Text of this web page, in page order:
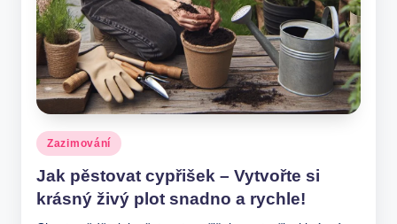
Posted
in
Zazimování
Jak pěstovat cypřišek – Vytvořte si
krásný živý plot snadno a rychle!